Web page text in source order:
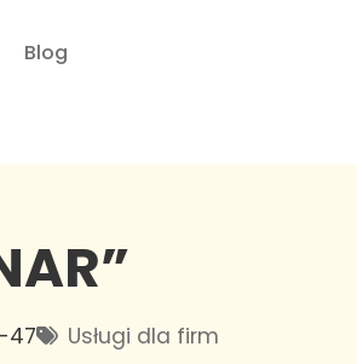
Blog
47 Usługi dla firm